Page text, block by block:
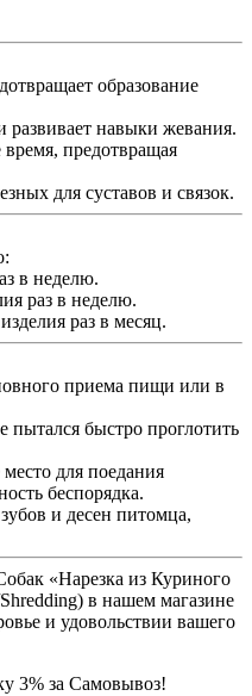
образование
навыки жевания.
предотвращая
для суставов и связок.
в неделю.
раз в неделю.
раз в месяц.
приема пищи или в
пытался быстро проглотить
для поедания
беспорядка.
и десен питомца,
«Нарезка из Куриного
в нашем магазине
и удовольствии вашего
3% за Самовывоз!